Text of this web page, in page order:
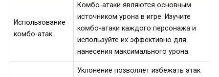
Использование
комбо-атак
Комбо-атаки являются основным
источником урона в игре. Изучите
комбо-атаки каждого персонажа и
используйте их эффективно для
нанесения максимального урона.
Уклонение позволяет избежать атак